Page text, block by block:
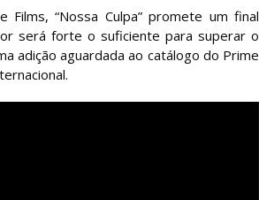
Films, “Nossa Culpa” promete um final
será forte o suficiente para superar o
adição aguardada ao catálogo do Prime